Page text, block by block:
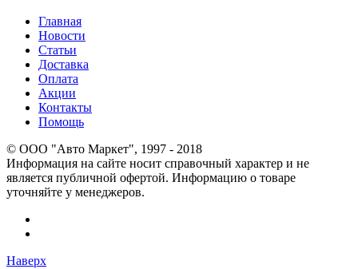
Главная
Новости
Статьи
Доставка
Оплата
Акции
Контакты
Помощь
© OOO "Авто Маркет", 1997 - 2018
Информация на сайте носит справочный характер и не
является публичной офертой. Информацию о товаре
уточняйте у менеджеров.
Наверх